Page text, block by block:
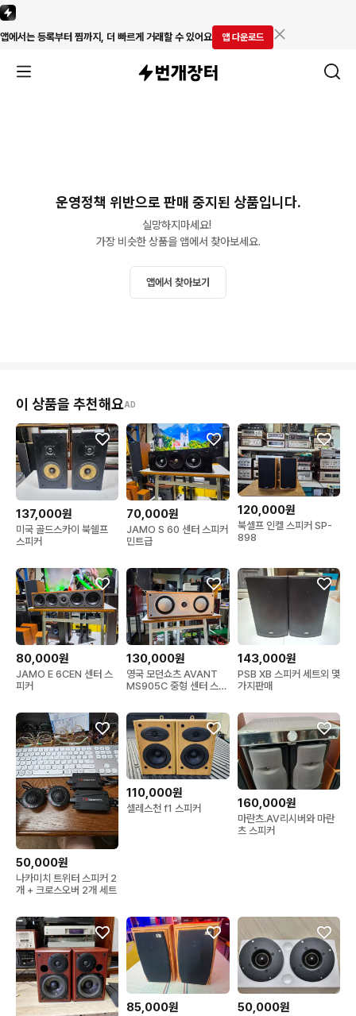
앱에서는 등록부터 찜까지, 더 빠르게 거래할 수 있어요 앱 다운로드
운영정책 위반으로 판매 중지된 상품입니다.
실망하지마세요!
가장 비슷한 상품을 앱에서 찾아보세요.
앱에서 찾아보기
이 상품을 추천해요AD
137,000원
미국 골드스카이 북쉘프
스피커
70,000원
JAMO S 60 센터 스피커
민트급
120,000원
북셀프 인켈 스피커 SP-
898
80,000원
JAMO E 6CEN 센터 스
피커
130,000원
영국 모던쇼츠 AVANT
MS905C 중형 센터 스피
143,000원
PSB XB 스피커 세트외 몇
가지판매
50,000원
나카미치 트위터 스피커 2
개 + 크로스오버 2개 세트
110,000원
셀레스천 f1 스피커 160,000원
마란츠.AV리시버와 마란
츠 스피커
85,000원 50,000원